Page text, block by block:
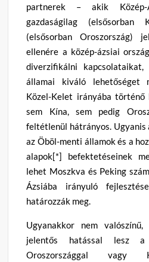
partnerek – akik Közép-
gazdaságilag
(elsősorban Oroszország)
ellenére a közép-ázsiai
diverzifikálni
államai kiváló lehetőséget
Közel-Kelet irányába történő
sem Kína, sem pedig
feltétlenül hátrányos. Ugyanis
az Öböl-menti államok és a
alapok[*] befektetéseinek
lehet Moszkva és Peking
Ázsiába irányuló
határozzák meg.
Ugyanakkor nem
jelentős hatással lesz a
Oroszországgal vagy